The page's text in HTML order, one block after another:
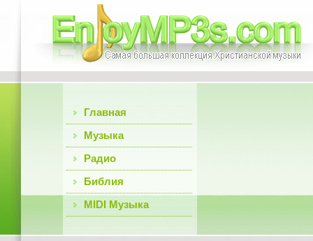
Главная
Музыка
Радио
Библия
MIDI Музыка